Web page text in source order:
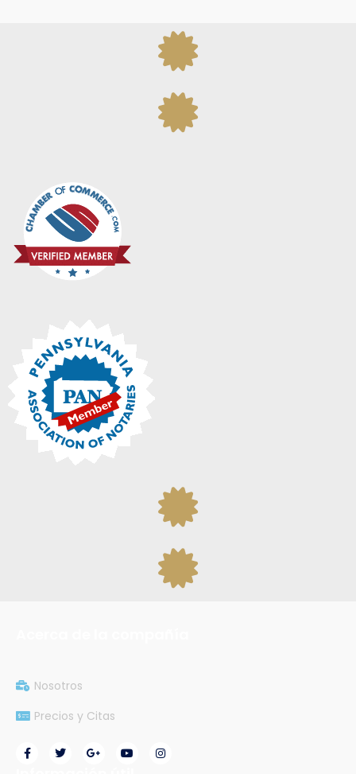
Nosotros
Precios y Citas